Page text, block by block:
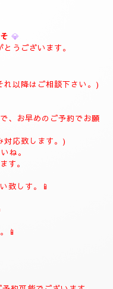
。
します。
ます)
。
うございます。
以降はご相談下さい。)
、お早めのご予約でお願